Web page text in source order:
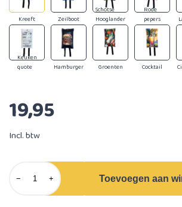
Zeilboot
Schotse
Hooglander
Rode
pepers
Kreeft
Keuken
quote
Hamburger Groenten Cocktail
19,95
Incl. btw
− + Toevoegen aan